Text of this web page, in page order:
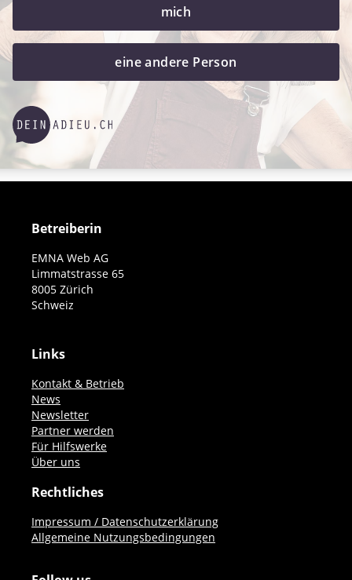
mich
eine andere Person
Betreiberin
EMNA Web AG
Limmatstrasse 65
8005 Zürich
Schweiz
Links
Kontakt & Betrieb
News
Newsletter
Partner werden
Für Hilfswerke
Über uns
Rechtliches
Impressum / Datenschutzerklärung
Allgemeine Nutzungsbedingungen